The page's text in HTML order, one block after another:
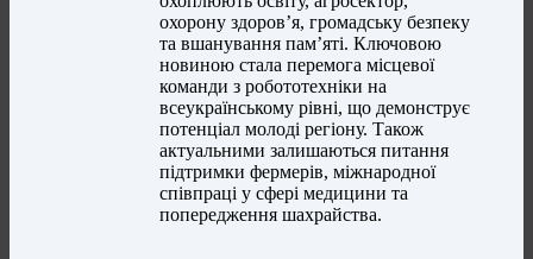
охорону здоров’я, громадську безпеку
та вшанування пам’яті. Ключовою
новиною стала перемога місцевої
команди з робототехніки на
всеукраїнському рівні, що демонструє
потенціал молоді регіону. Також
актуальними залишаються питання
підтримки фермерів, міжнародної
співпраці у сфері медицини та
попередження шахрайства.